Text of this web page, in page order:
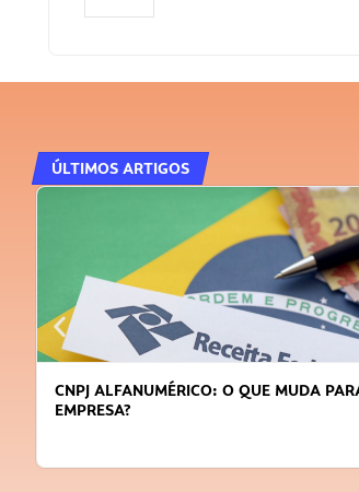
ÚLTIMOS ARTIGOS
DICAS PARA OBTER CRÉDITO